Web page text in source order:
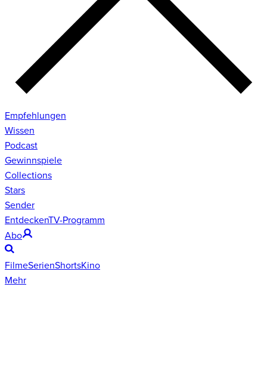
Empfehlungen
Wissen
Podcast
Gewinnspiele
Collections
Stars
Sender
EntdeckenTV-Programm
Abo
FilmeSerienShortsKino
Mehr